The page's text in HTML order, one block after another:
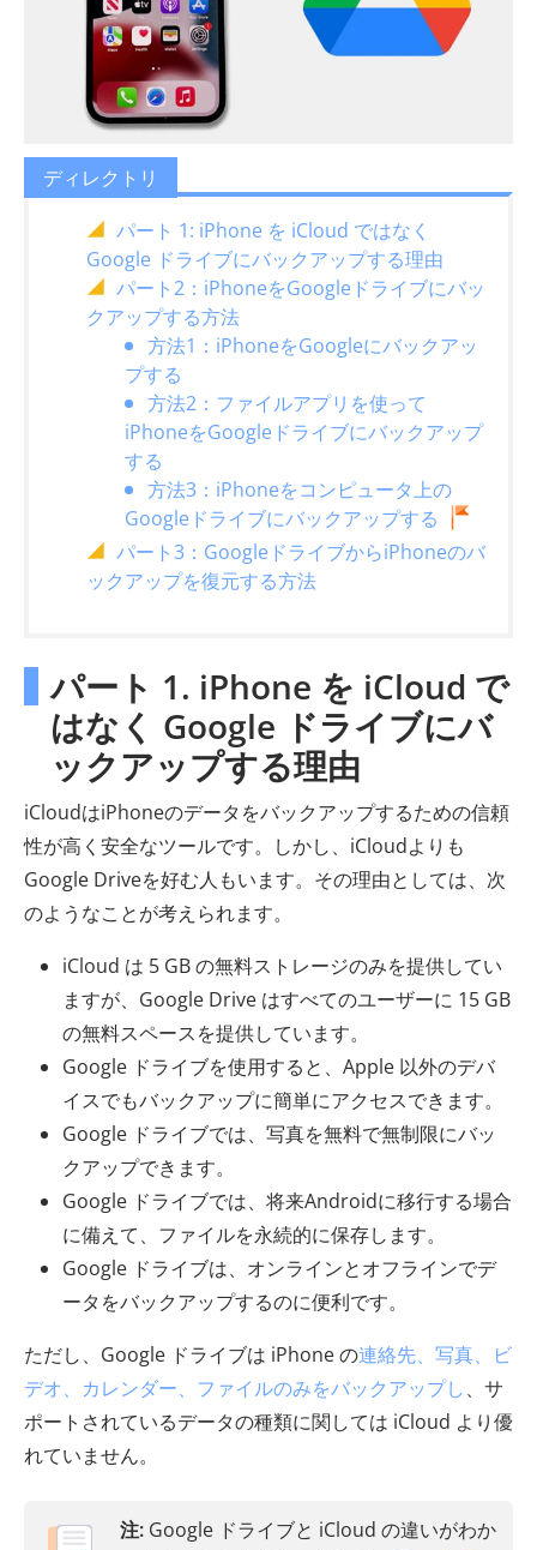
ディレクトリ
パート 1: iPhone を iCloud ではなく
Google ドライブにバックアップする理由
パート2：iPhoneをGoogleドライブにバッ
クアップする方法
方法1：iPhoneをGoogleにバックアッ
プする
方法2：ファイルアプリを使って
iPhoneをGoogleドライブにバックアップ
する
方法3：iPhoneをコンピュータ上の
Googleドライブにバックアップする
パート3：GoogleドライブからiPhoneのバ
ックアップを復元する方法
パート 1. iPhone を iCloud で
はなく Google ドライブにバ
ックアップする理由
iCloudはiPhoneのデータをバックアップするための信頼
性が高く安全なツールです。しかし、iCloudよりも
Google Driveを好む人もいます。その理由としては、次
のようなことが考えられます。
iCloud は 5 GB の無料ストレージのみを提供してい
ますが、Google Drive はすべてのユーザーに 15 GB
の無料スペースを提供しています。
Google ドライブを使用すると、Apple 以外のデバ
イスでもバックアップに簡単にアクセスできます。
Google ドライブでは、写真を無料で無制限にバッ
クアップできます。
Google ドライブでは、将来Androidに移行する場合
に備えて、ファイルを永続的に保存します。
Google ドライブは、オンラインとオフラインでデ
ータをバックアップするのに便利です。
ただし、Google ドライブは iPhone の連絡先、写真、ビ
デオ、カレンダー、ファイルのみをバックアップし、サ
ポートされているデータの種類に関しては iCloud より優
れていません。
注: Google ドライブと iCloud の違いがわか